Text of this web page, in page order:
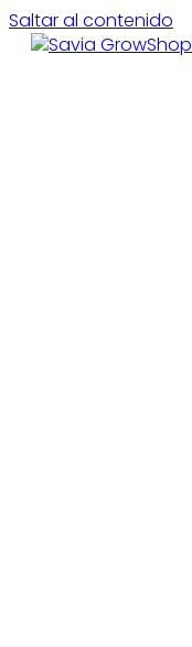
Saltar al contenido